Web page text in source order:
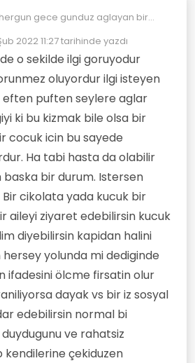
gece gunduz aglayan bir
2022 11:27tarihinde yazdı
düzenleyen:
o sekilde ilgi goruyodur
oluyordur ilgi isteyen
puften seylere aglar
ki bu kizmak bile olsa bir
cocuk icin bu sayede
Ha tabi hasta da olabilir
baska bir durum. Istersen
cikolata yada kucuk bir
aileyi ziyaret edebilirsin kucuk
diyebilirsin kapidan halini
yolunda mi dediginde
ifadesini ölcme firsatin olur
dayak vs bir iz sosyal
edebilirsin normal bi
ve rahatsiz
kendilerine çekiduzen